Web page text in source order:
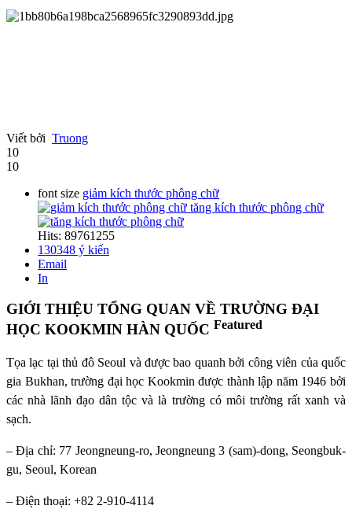
Viết bởi Truong
10
10
font size giảm kích thước phông chữ
tăng kích thước phông chữ
Hits: 89761255
130348 ý kiến
Email
In
GIỚI THIỆU TỔNG QUAN VỀ TRƯỜNG ĐẠI
HỌC KOOKMIN HÀN QUỐC Featured
Tọa lạc tại thủ đô Seoul và được bao quanh bởi công viên của quốc
gia Bukhan, trường đại học Kookmin được thành lập năm 1946 bởi
các nhà lãnh đạo dân tộc và là trường có môi trường rất xanh và
sạch.
– Địa chỉ: 77 Jeongneung-ro, Jeongneung 3 (sam)-dong, Seongbuk-
gu, Seoul, Korean
– Điện thoại: +82 2-910-4114